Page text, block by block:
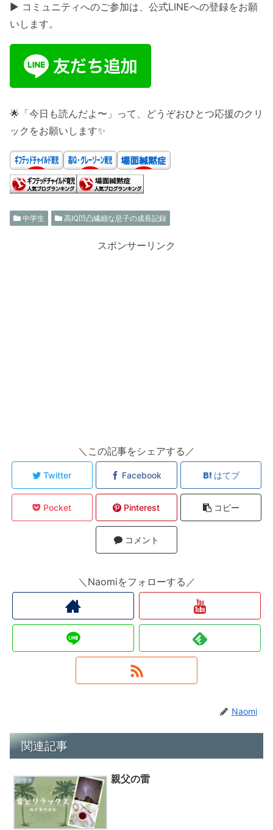
▶ コミュニティへのご参加は、公式LINEへの登録をお願
いします。
🌟「今日も読んだよ〜」って、どうぞおひとつ応援のクリ
ックをお願いします✨
中学生 高IQ凹凸繊細な息子の成長記録
スポンサーリンク
＼この記事をシェアする／
Twitter Facebook はてブ
Pocket Pinterest コピー
コメント
＼Naomiをフォローする／
Naomi
関連記事
小学生 親父の雷